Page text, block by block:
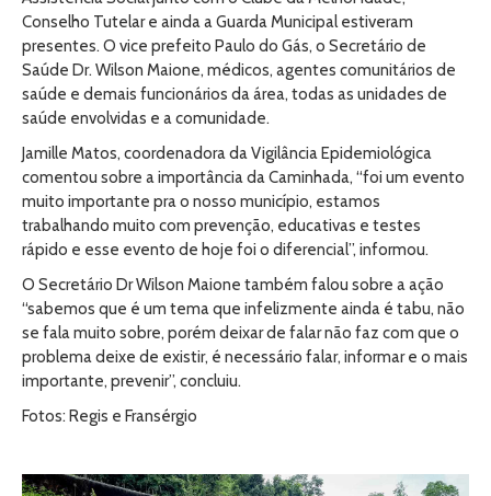
Conselho Tutelar e ainda a Guarda Municipal estiveram
presentes. O vice prefeito Paulo do Gás, o Secretário de
Saúde Dr. Wilson Maione, médicos, agentes comunitários de
saúde e demais funcionários da área, todas as unidades de
saúde envolvidas e a comunidade.
Jamille Matos, coordenadora da Vigilância Epidemiológica
comentou sobre a importância da Caminhada, “foi um evento
muito importante pra o nosso município, estamos
trabalhando muito com prevenção, educativas e testes
rápido e esse evento de hoje foi o diferencial”, informou.
O Secretário Dr Wilson Maione também falou sobre a ação
“sabemos que é um tema que infelizmente ainda é tabu, não
se fala muito sobre, porém deixar de falar não faz com que o
problema deixe de existir, é necessário falar, informar e o mais
importante, prevenir”, concluiu.
Fotos: Regis e Fransérgio